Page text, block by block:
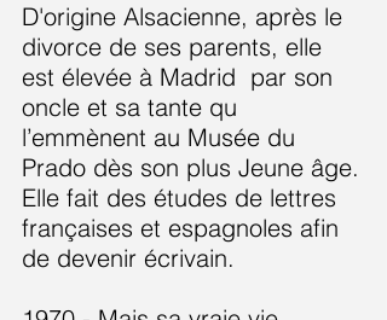
D'origine Alsacienne, après le
divorce de ses parents, elle
est élevée à Madrid par son
oncle et sa tante qu
l’emmènent au Musée du
Prado dès son plus Jeune âge.
Elle fait des études de lettres
françaises et espagnoles afin
de devenir écrivain.